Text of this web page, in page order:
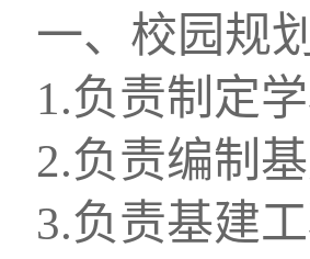
一、校园规
1.负责制定
2.负责编制
3.负责基建